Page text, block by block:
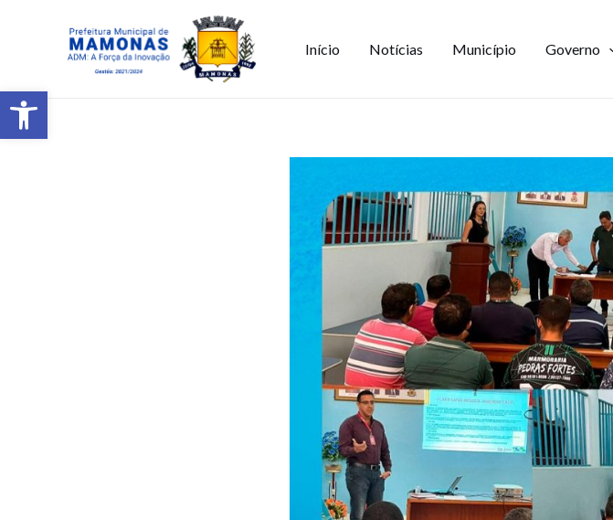
Barra de Ferramentas Aberta
Início Notícias Município Governo